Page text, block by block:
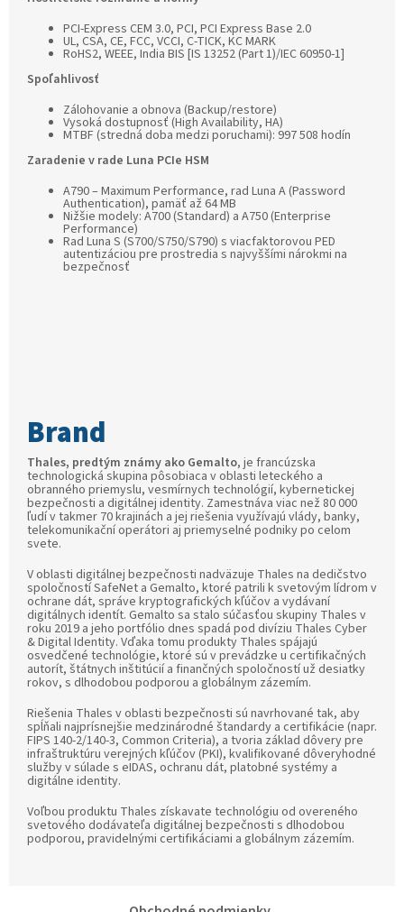
PCI-Express CEM 3.0, PCI, PCI Express Base 2.0
UL, CSA, CE, FCC, VCCI, C-TICK, KC MARK
RoHS2, WEEE, India BIS [IS 13252 (Part 1)/IEC 60950-1]
Spoľahlivosť
Zálohovanie a obnova (Backup/restore)
Vysoká dostupnosť (High Availability, HA)
MTBF (stredná doba medzi poruchami): 997 508 hodín
Zaradenie v rade Luna PCIe HSM
A790 – Maximum Performance, rad Luna A (Password
Authentication), pamäť až 64 MB
Nižšie modely: A700 (Standard) a A750 (Enterprise
Performance)
Rad Luna S (S700/S750/S790) s viacfaktorovou PED
autentizáciou pre prostredia s najvyššími nárokmi na
bezpečnosť
Thales, predtým známy ako Gemalto, je francúzska
technologická skupina pôsobiaca v oblasti leteckého a
obranného priemyslu, vesmírnych technológií, kybernetickej
bezpečnosti a digitálnej identity. Zamestnáva viac než 80 000
ľudí v takmer 70 krajinách a jej riešenia využívajú vlády, banky,
telekomunikační operátori aj priemyselné podniky po celom
svete.
V oblasti digitálnej bezpečnosti nadväzuje Thales na dedičstvo
spoločností SafeNet a Gemalto, ktoré patrili k svetovým lídrom v
ochrane dát, správe kryptografických kľúčov a vydávaní
digitálnych identít. Gemalto sa stalo súčasťou skupiny Thales v
roku 2019 a jeho portfólio dnes spadá pod divíziu Thales Cyber
& Digital Identity. Vďaka tomu produkty Thales spájajú
osvedčené technológie, ktoré sú v prevádzke u certifikačných
autorít, štátnych inštitúcií a finančných spoločností už desiatky
rokov, s dlhodobou podporou a globálnym zázemím.
Riešenia Thales v oblasti bezpečnosti sú navrhované tak, aby
spĺňali najprísnejšie medzinárodné štandardy a certifikácie (napr.
FIPS 140-2/140-3, Common Criteria), a tvoria základ dôvery pre
infraštruktúru verejných kľúčov (PKI), kvalifikované dôveryhodné
služby v súlade s eIDAS, ochranu dát, platobné systémy a
digitálne identity.
Voľbou produktu Thales získavate technológiu od overeného
svetového dodávateľa digitálnej bezpečnosti s dlhodobou
podporou, pravidelnými certifikáciami a globálnym zázemím.